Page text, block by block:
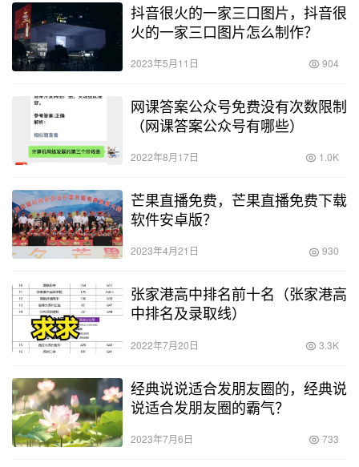
抖音很火的一家三口图片，抖音很
火的一家三口图片怎么制作？
2023年5月11日 904
网课答案公众号免费没有次数限制
（网课答案公众号有哪些）
2022年8月17日 1.0K
芒果直播免费，芒果直播免费下载
软件安卓版？
2023年4月21日 930
张家港高中排名前十名（张家港高
中排名及录取线）
2022年7月20日 3.3K
经典说说适合发朋友圈的，经典说
说适合发朋友圈的霸气？
2023年7月6日 733